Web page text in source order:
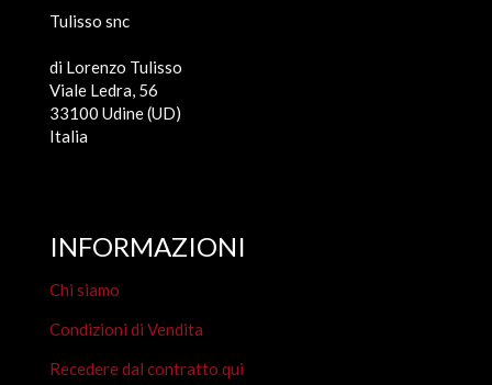
Tulisso snc
di Lorenzo Tulisso
Viale Ledra, 56
33100 Udine (UD)
Italia
INFORMAZIONI
Chi siamo
Condizioni di Vendita
Recedere dal contratto qui